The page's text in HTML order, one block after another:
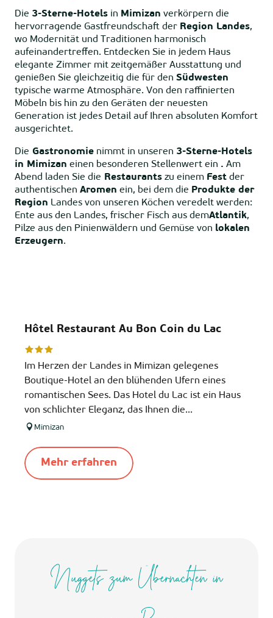
Die 3-Sterne-Hotels in Mimizan verkörpern die
hervorragende Gastfreundschaft der Region Landes,
wo Modernität und Traditionen harmonisch
aufeinandertreffen. Entdecken Sie in jedem Haus
elegante Zimmer mit zeitgemäßer Ausstattung und
genießen Sie gleichzeitig die für den Südwesten
typische warme Atmosphäre. Von den raffinierten
Möbeln bis hin zu den Geräten der neuesten
Generation ist jedes Detail auf Ihren absoluten Komfort
ausgerichtet.
Die Gastronomie nimmt in unseren 3-Sterne-Hotels
in Mimizan einen besonderen Stellenwert ein . Am
Abend laden Sie die Restaurants zu einem Fest der
authentischen Aromen ein, bei dem die Produkte der
Region Landes von unseren Köchen veredelt werden:
Ente aus den Landes, frischer Fisch aus demAtlantik,
Pilze aus den Pinienwäldern und Gemüse von lokalen
Erzeugern.
Hôtel Restaurant Au Bon Coin du Lac
Im Herzen der Landes in Mimizan gelegenes
Boutique-Hotel an den blühenden Ufern eines
romantischen Sees. Das Hotel du Lac ist ein Haus
von schlichter Eleganz, das Ihnen die...
Mimizan
Mehr erfahren
Nuggets zum Übernachten in